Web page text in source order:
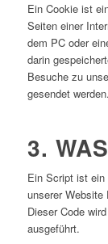
Ein Cookie ist
Seiten einer
dem PC oder
darin
Besuche zu
gesendet werden.
3.
Ein Script ist
unserer
Dieser Code
ausgeführt.